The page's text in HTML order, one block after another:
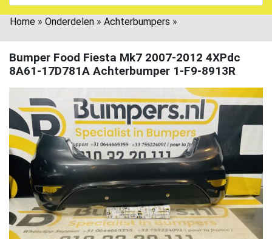
Home » Onderdelen » Achterbumpers »
Bumper Food Fiesta Mk7 2007-2012 4XPdc
8A61-17D781A Achterbumper 1-F9-8913R